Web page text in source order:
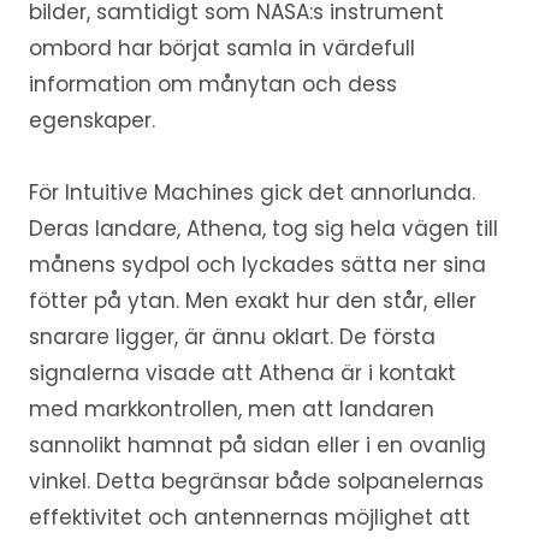
bilder, samtidigt som NASA:s instrument
ombord har börjat samla in värdefull
information om månytan och dess
egenskaper.
För Intuitive Machines gick det annorlunda.
Deras landare, Athena, tog sig hela vägen till
månens sydpol och lyckades sätta ner sina
fötter på ytan. Men exakt hur den står, eller
snarare ligger, är ännu oklart. De första
signalerna visade att Athena är i kontakt
med markkontrollen, men att landaren
sannolikt hamnat på sidan eller i en ovanlig
vinkel. Detta begränsar både solpanelernas
effektivitet och antennernas möjlighet att